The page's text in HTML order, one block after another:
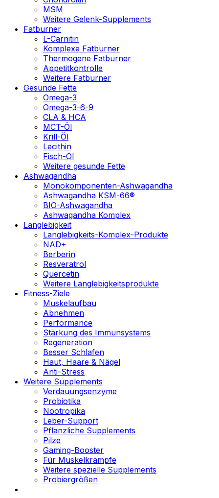
MSM
Weitere Gelenk-Supplements
Fatburner
L-Carnitin
Komplexe Fatburner
Thermogene Fatburner
Appetitkontrolle
Weitere Fatburner
Gesunde Fette
Omega-3
Omega-3-6-9
CLA & HCA
MCT-Öl
Krill-Öl
Lecithin
Fisch-Öl
Weitere gesunde Fette
Ashwagandha
Monokomponenten-Ashwagandha
Ashwagandha KSM-66®
BIO-Ashwagandha
Ashwagandha Komplex
Langlebigkeit
Langlebigkeits-Komplex-Produkte
NAD+
Berberin
Resveratrol
Quercetin
Weitere Langlebigkeitsprodukte
Fitness-Ziele
Muskelaufbau
Abnehmen
Performance
Stärkung des Immunsystems
Regeneration
Besser Schlafen
Haut, Haare & Nägel
Anti-Stress
Weitere Supplements
Verdauungsenzyme
Probiotika
Nootropika
Leber-Support
Pflanzliche Supplements
Pilze
Gaming-Booster
Für Muskelkrämpfe
Weitere spezielle Supplements
Probiergrößen